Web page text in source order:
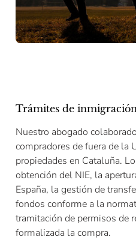
Trámites de
Nuestro abogado
compradores de fuera de la
propiedades en Cataluña.
obtención del NIE, la
España, la gestión de
fondos conforme a la
tramitación de permisos de
formalizada la compra.